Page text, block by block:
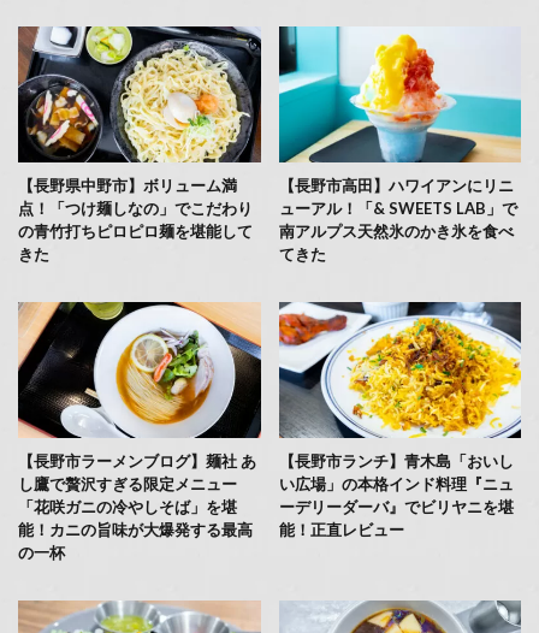
【長野県中野市】ボリューム満
点！「つけ麺しなの」でこだわり
の青竹打ちピロピロ麺を堪能して
きた
【長野市高田】ハワイアンにリニ
ューアル！「& SWEETS LAB」で
南アルプス天然氷のかき氷を食べ
てきた
【長野市ラーメンブログ】麺社 あ
し鷹で贅沢すぎる限定メニュー
「花咲ガニの冷やしそば」を堪
能！カニの旨味が大爆発する最高
の一杯
【長野市ランチ】青木島「おいし
い広場」の本格インド料理『ニュ
ーデリーダーバ』でビリヤニを堪
能！正直レビュー